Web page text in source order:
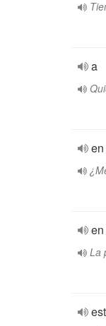
a
en
La